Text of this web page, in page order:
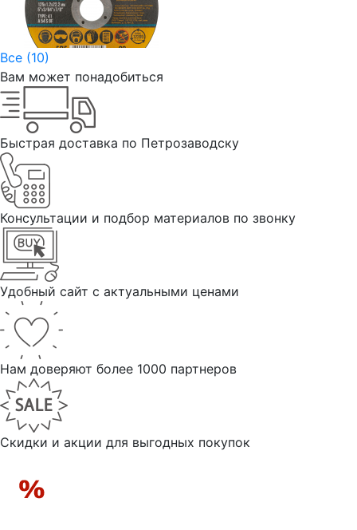
Круг отрезной по металлу MOS 125*1,2*22,2мм
(37005М)
₽
В корзину
Все (10)
Вам может понадобиться
Быстрая доставка по Петрозаводску
Консультации и подбор материалов по звонку
Удобный сайт с актуальными ценами
Нам доверяют более 1000 партнеров
Скидки и акции для выгодных покупок